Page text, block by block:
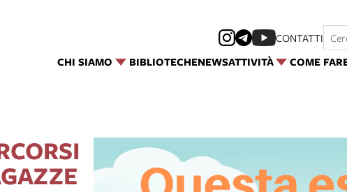
CHI SIAMO BIBLIOTECHENEWSATTIVITÀ COME
CONTATTI